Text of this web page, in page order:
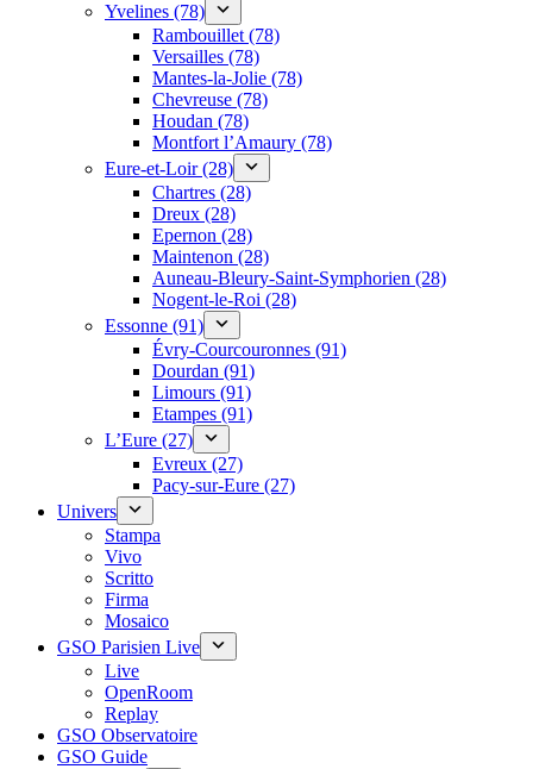
Yvelines (78)
Rambouillet (78)
Versailles (78)
Mantes-la-Jolie (78)
Chevreuse (78)
Houdan (78)
Montfort l’Amaury (78)
Eure-et-Loir (28)
Chartres (28)
Dreux (28)
Epernon (28)
Maintenon (28)
Auneau-Bleury-Saint-Symphorien (28)
Nogent-le-Roi (28)
Essonne (91)
Évry-Courcouronnes (91)
Dourdan (91)
Limours (91)
Etampes (91)
L’Eure (27)
Evreux (27)
Pacy-sur-Eure (27)
Univers
Stampa
Vivo
Scritto
Firma
Mosaico
GSO Parisien Live
Live
OpenRoom
Replay
GSO Observatoire
GSO Guide